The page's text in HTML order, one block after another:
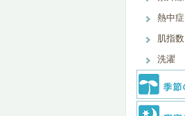
熱中症
肌指数
洗濯